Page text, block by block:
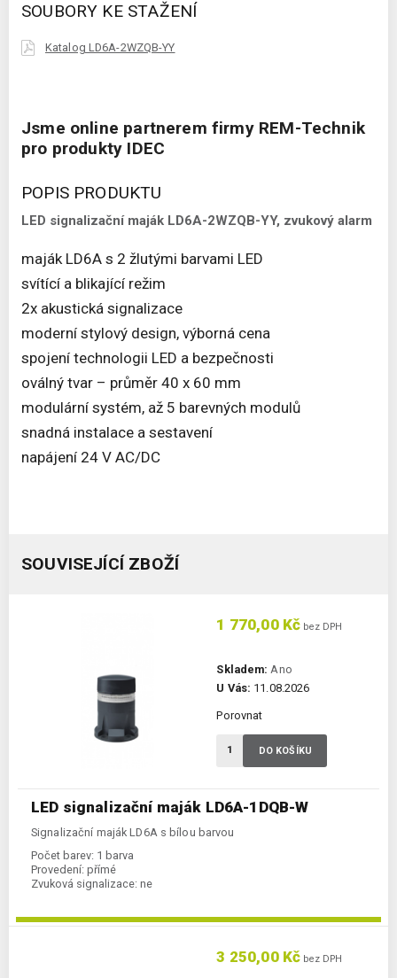
SOUBORY KE STAŽENÍ
Katalog LD6A-2WZQB-YY
Jsme online partnerem firmy REM-Technik
pro produkty IDEC
POPIS PRODUKTU
LED signalizační maják LD6A-2WZQB-YY, zvukový alarm
maják LD6A s 2 žlutými barvami LED
svítící a blikající režim
2x akustická signalizace
moderní stylový design, výborná cena
spojení technologii LED a bezpečnosti
oválný tvar – průměr 40 x 60 mm
modulární systém, až 5 barevných modulů
snadná instalace a sestavení
napájení 24 V AC/DC
SOUVISEJÍCÍ ZBOŽÍ
LED signalizační maják LD6A-1DQB-W
Signalizační maják LD6A s bílou barvou
Počet barev: 1 barva
Provedení: přímé
Zvuková signalizace: ne
1 770,00 Kč bez DPH
Skladem: Ano
U Vás: 11.08.2026
Porovnat
DO KOŠÍKU
3 250,00 Kč bez DPH